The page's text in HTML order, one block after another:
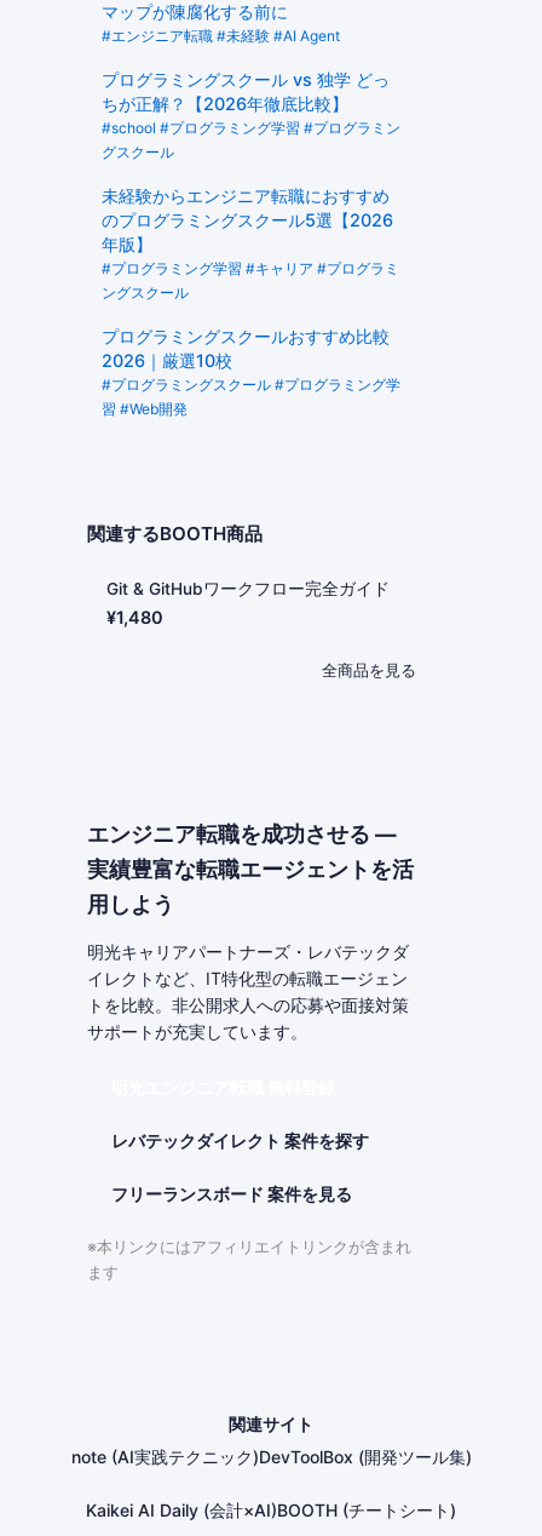
マップが陳腐化する前に
#エンジニア転職 #未経験 #AI Agent
プログラミングスクール vs 独学 どっ
ちが正解？【2026年徹底比較】
#school #プログラミング学習 #プログラミン
グスクール
未経験からエンジニア転職におすすめ
のプログラミングスクール5選【2026
年版】
#プログラミング学習 #キャリア #プログラミ
ングスクール
プログラミングスクールおすすめ比較
2026｜厳選10校
#プログラミングスクール #プログラミング学
習 #Web開発
関連するBOOTH商品
Git & GitHubワークフロー完全ガイド
¥1,480
全商品を見る
エンジニア転職を成功させる —
実績豊富な転職エージェントを活
用しよう
明光キャリアパートナーズ・レバテックダ
イレクトなど、IT特化型の転職エージェン
トを比較。非公開求人への応募や面接対策
サポートが充実しています。
レバテックダイレクト 案件を探す
フリーランスボード 案件を見る
※本リンクにはアフィリエイトリンクが含まれ
ます
関連サイト
note (AI実践テクニック)DevToolBox (開発ツール集)
Kaikei AI Daily (会計×AI)BOOTH (チートシート)